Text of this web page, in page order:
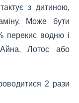
з дитиною,
Може бути
перекис водню і
Лотос або
2 рази